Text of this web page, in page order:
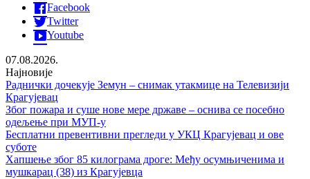
Facebook
Twitter
Youtube
07.08.2026.
Најновије
Раднички дочекује Земун – снимак утакмице на Телевизији
Крагујевац
Због пожара и суше нове мере државе – оснива се посебно
одељење при МУП-у
Бесплатни превентивни прегледи у УКЦ Крагујевац и ове
суботе
Хапшење због 85 килограма дроге: Међу осумњиченима и
мушкарац (38) из Крагујевца